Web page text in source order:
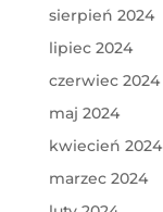
sierpień 2024
lipiec 2024
czerwiec 2024
maj 2024
kwiecień 2024
marzec 2024